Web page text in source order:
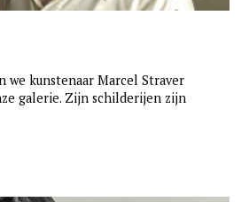
we kunstenaar Marcel Straver
galerie. Zijn schilderijen zijn